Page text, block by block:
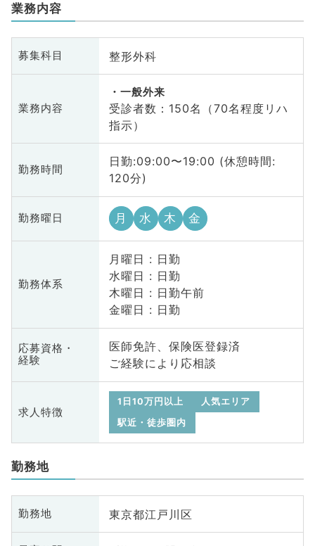
業務内容
募集科目 整形外科
業務内容
一般外来
受診者数：150名（70名程度リハ
指示）
勤務時間
日勤:09:00〜19:00 (休憩時間:
120分)
勤務曜日 月 水 木 金
勤務体系
月曜日 : 日勤
水曜日 : 日勤
木曜日 : 日勤午前
金曜日 : 日勤
応募資格・
経験
医師免許、保険医登録済
ご経験により応相談
求人特徴
1日10万円以上
人気エリア
駅近・徒歩圏内
勤務地
勤務地 東京都江戸川区